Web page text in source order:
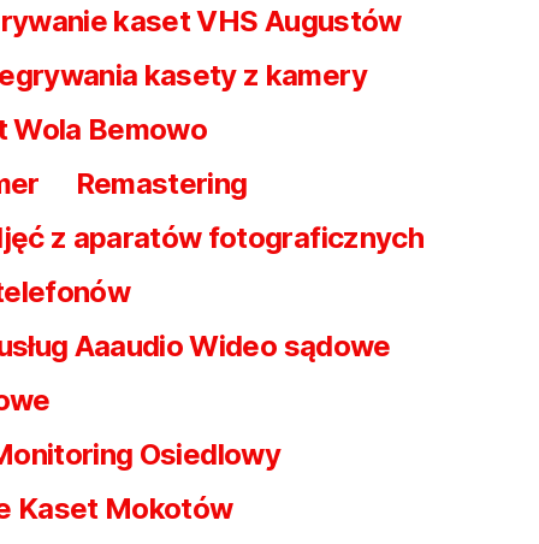
kaset VHS Augustów
kasety z kamery
Wola Bemowo
Remastering
z aparatów fotograficznych
Aaaudio Wideo sądowe
Osiedlowy
Kaset Mokotów